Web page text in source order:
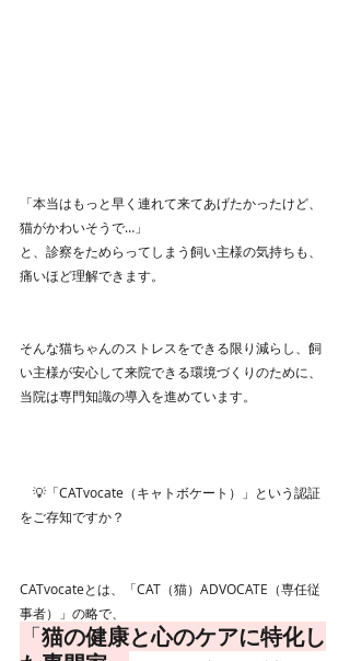
「本当はもっと早く連れて来てあげたかったけど、
猫がかわいそうで…」
と、診察をためらってしまう飼い主様の気持ちも、
痛いほど理解できます。
そんな猫ちゃんのストレスをできる限り減らし、飼
い主様が安心して来院できる環境づくりのために、
当院は専門知識の導入を進めています。
💡「CATvocate（キャトボケート）」という認証
をご存知ですか？
CATvocateとは、「CAT（猫）ADVOCATE（専任従
事者）」の略で、
「猫の健康と心のケアに特化し